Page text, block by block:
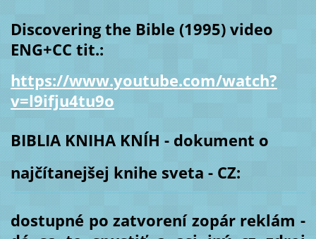
Discovering the Bible (1995) video
ENG+CC tit.:
https://www.youtube.com/watch?
v=l9ifju4tu9o
BIBLIA KNIHA KNÍH - dokument o
najčítanejšej knihe sveta - CZ:
dostupné po zatvorení zopár reklám -